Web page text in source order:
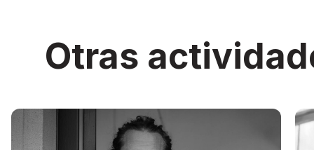
Otras